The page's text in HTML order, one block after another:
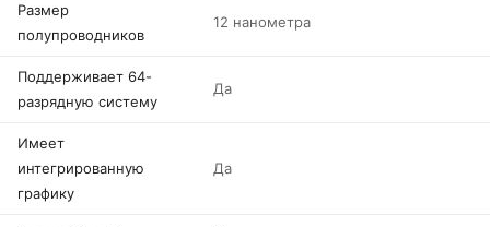
Размер
полупроводников
12 нанометра
Поддерживает 64-
разрядную систему
Да
Имеет
интегрированную
графику
Да